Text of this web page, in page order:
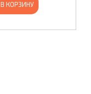
В КОРЗИНУ